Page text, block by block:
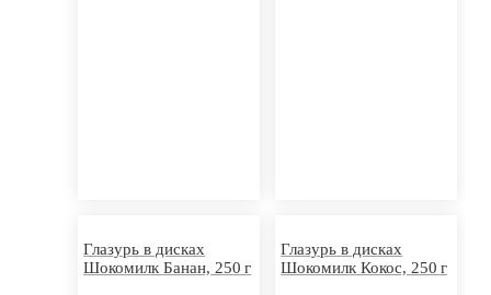
Глазурь в дисках
Шокомилк Банан, 250 г
Глазурь в дисках
Шокомилк Кокос, 250 г